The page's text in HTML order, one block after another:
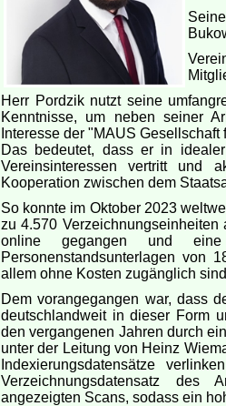
Herr Pordzik nutzt seine
Kenntnisse, um neben seiner
Interesse der "MAUS
Das bedeutet, dass er in
Vereinsinteressen vertritt und
Kooperation zwischen dem
So konnte im Oktober 2023
zu 4.570
online gegangen und eine
Personenstandsunterlagen von
allem ohne Kosten zugänglich
Dem vorangegangen war, dass
deutschlandweit in dieser Form
den vergangenen Jahren durch
unter der Leitung von Heinz
Indexierungsdatensätze
Verzeichnungsdatensatz des
angezeigten Scans, sodass ein